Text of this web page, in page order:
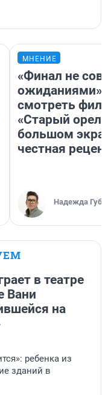
МНЕНИЕ
«Финал не
ожиданиями»:
смотреть
«Старый орел»
большом
честная
Надежда
в театре
Вани
на
ребенка из
зданий в